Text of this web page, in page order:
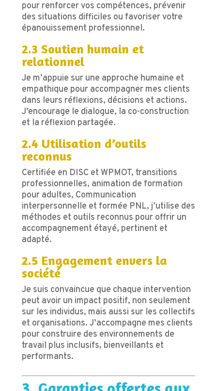
pour renforcer vos compétences, prévenir
des situations difficiles ou favoriser votre
épanouissement professionnel.
2.3 Soutien humain et
relationnel
Je m’appuie sur une approche humaine et
empathique pour accompagner mes clients
dans leurs réflexions, décisions et actions.
J’encourage le dialogue, la co-construction
et la réflexion partagée.
2.4 Utilisation d’outils
reconnus
Certifiée en DISC et WPMOT, transitions
professionnelles, animation de formation
pour adultes, Communication
interpersonnelle et formée PNL, j’utilise des
méthodes et outils reconnus pour offrir un
accompagnement étayé, pertinent et
adapté.
2.5 Engagement envers la
société
Je suis convaincue que chaque intervention
peut avoir un impact positif, non seulement
sur les individus, mais aussi sur les collectifs
et organisations. J’accompagne mes clients
pour construire des environnements de
travail plus inclusifs, bienveillants et
performants.